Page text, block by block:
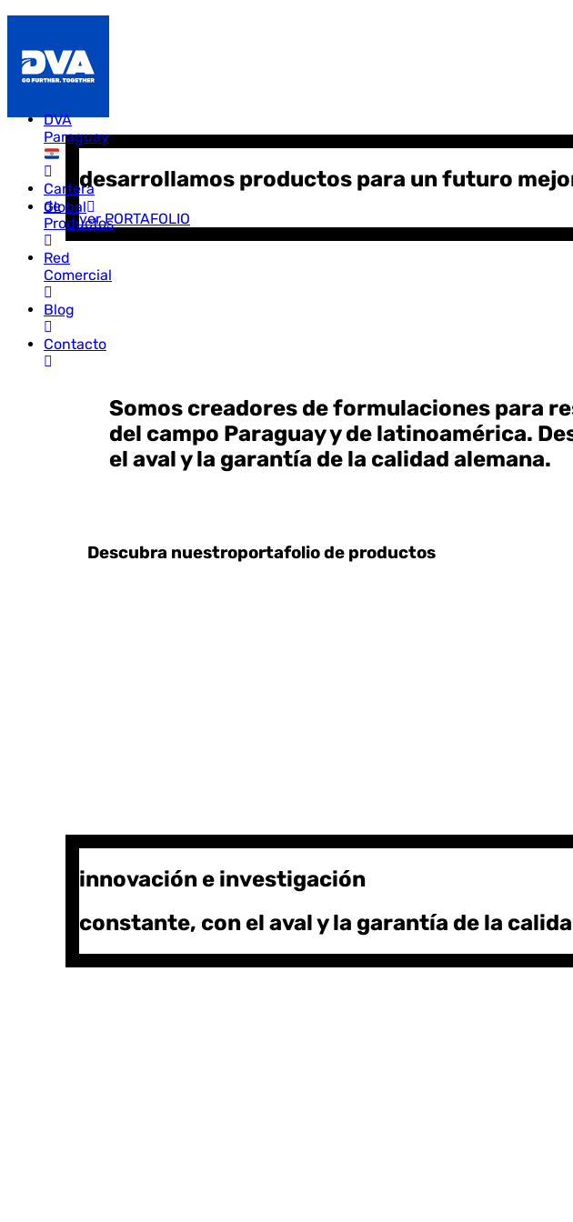
DVA
Paraguay
Cartera
de
Productos
Red
Comercial
Blog
Contacto
Global
desarrollamos productos para un futuro
ver PORTAFOLIO
Somos creadores de formulaciones para
del campo Paraguay y de latinoamérica.
el aval y la garantía de la calidad alemana.
Descubra nuestroportafolio de productos
innovación e investigación
constante, con el aval y la garantía de la